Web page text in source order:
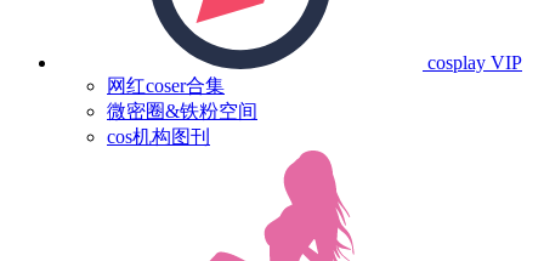
cosplay VIP
网红coser合集
微密圈&铁粉空间
cos机构图刊